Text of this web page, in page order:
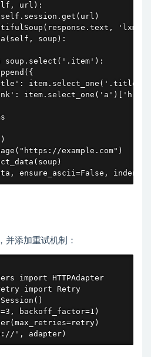
url):
'lxml')
soup):
soup.select('.item'):
example.com")
ensure_ascii=False,
并添加重试机制：
import HTTPAdapter
import Retry
backoff_factor=1)
', adapter)